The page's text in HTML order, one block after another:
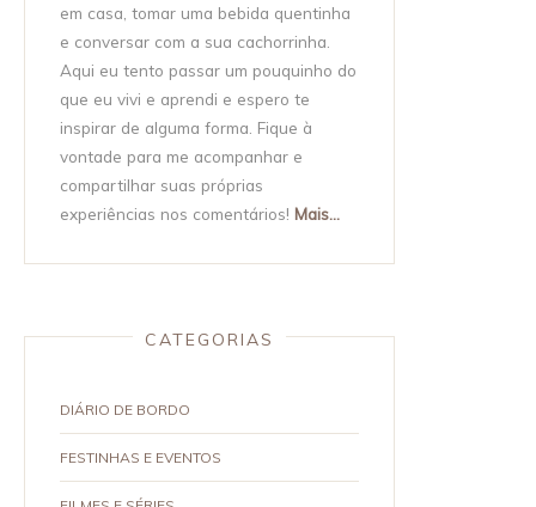
em casa, tomar uma bebida quentinha
e conversar com a sua cachorrinha.
Aqui eu tento passar um pouquinho do
que eu vivi e aprendi e espero te
inspirar de alguma forma. Fique à
vontade para me acompanhar e
compartilhar suas próprias
experiências nos comentários! Mais...
CATEGORIAS
DIÁRIO DE BORDO
FESTINHAS E EVENTOS